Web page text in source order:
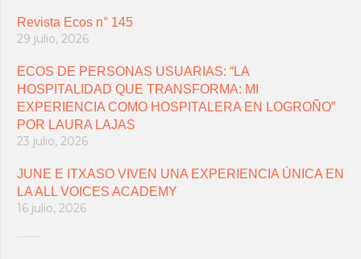
Revista Ecos n° 145
29 julio, 2026
ECOS DE PERSONAS USUARIAS: “LA
HOSPITALIDAD QUE TRANSFORMA: MI
EXPERIENCIA COMO HOSPITALERA EN LOGROÑO”
POR LAURA LAJAS
23 julio, 2026
JUNE E ITXASO VIVEN UNA EXPERIENCIA ÚNICA EN
LA ALL VOICES ACADEMY
16 julio, 2026